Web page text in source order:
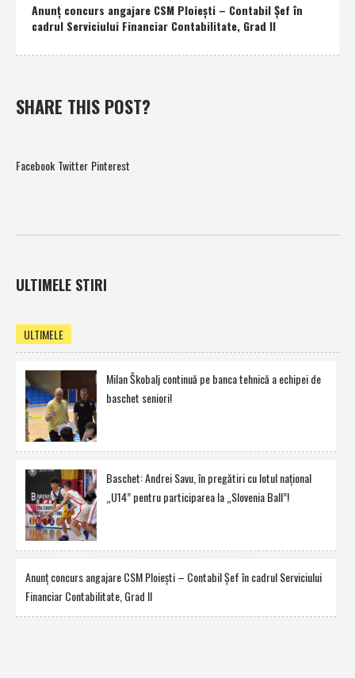
Anunţ concurs angajare CSM Ploieşti – Contabil Şef în
cadrul Serviciului Financiar Contabilitate, Grad II
SHARE THIS POST?
Facebook Twitter Pinterest
ULTIMELE STIRI
ULTIMELE
Milan Škobalj continuă pe banca tehnică a echipei de
baschet seniori!
Baschet: Andrei Savu, în pregătiri cu lotul naţional
„U14” pentru participarea la „Slovenia Ball”!
Anunţ concurs angajare CSM Ploieşti – Contabil Şef în cadrul Serviciului
Financiar Contabilitate, Grad II